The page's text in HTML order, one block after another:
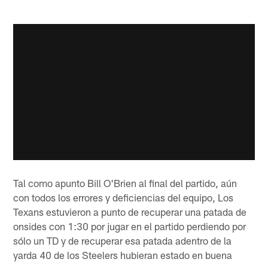
Tal como apunto Bill O'Brien al final del partido, aún
con todos los errores y deficiencias del equipo, Los
Texans estuvieron a punto de recuperar una patada de
onsides con 1:30 por jugar en el partido perdiendo por
sólo un TD y de recuperar esa patada adentro de la
yarda 40 de los Steelers hubieran estado en buena